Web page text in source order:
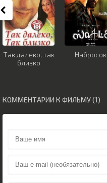
Так далеко, так
близко
Набросок
КОММЕНТАРИИ К ФИЛЬМУ (1)